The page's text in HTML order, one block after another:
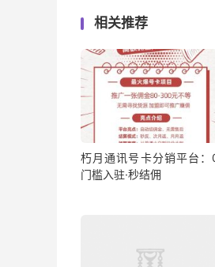
相关推荐
朽月通讯号卡分销平台：
门槛入驻·秒结佣